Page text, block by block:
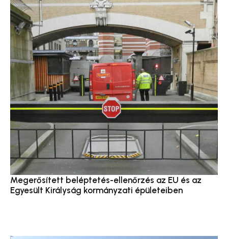
Megerősített beléptetés-ellenőrzés az EU és az
Egyesült Királyság kormányzati épületeiben